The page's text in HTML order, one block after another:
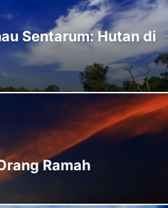
Sentarum: Hutan di
Ramah